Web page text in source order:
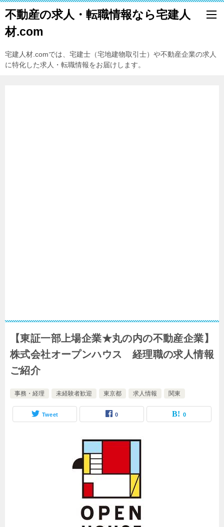
不動産の求人・転職情報なら宅建人
材.com
宅建人材.comでは、宅建士（宅地建物取引士）や不動産企業の求人
に特化した求人・転職情報をお届けします。
【東証一部上場企業★丸の内の不動産企業】
株式会社オープンハウス 経理職の求人情報
ご紹介
事務・経理 未経験者歓迎 東京都 求人情報 関東
Tweet 0 0